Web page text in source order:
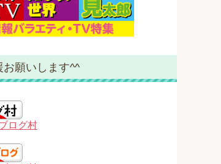
お願いします^^
ログ村